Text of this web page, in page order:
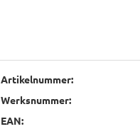
Artikelnummer:
Werksnummer:
EAN: